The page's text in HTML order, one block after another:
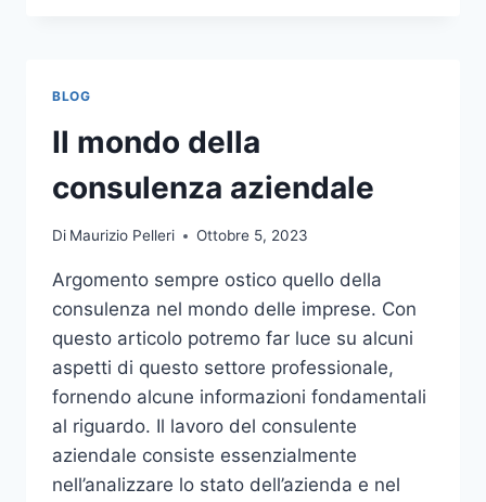
PER
L’ARREDO
GIARDINO
BLOG
Il mondo della
consulenza aziendale
Di Maurizio Pelleri Ottobre 5, 2023
Argomento sempre ostico quello della
consulenza nel mondo delle imprese. Con
questo articolo potremo far luce su alcuni
aspetti di questo settore professionale,
fornendo alcune informazioni fondamentali
al riguardo. Il lavoro del consulente
aziendale consiste essenzialmente
nell’analizzare lo stato dell’azienda e nel